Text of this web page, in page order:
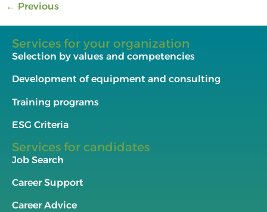
← Previous
Services for your organization
Selection by values and competencies
Development of equipment and consulting
Training programs
ESG Criteria
Services for candidates
Job Search
Career Support
Career Advice